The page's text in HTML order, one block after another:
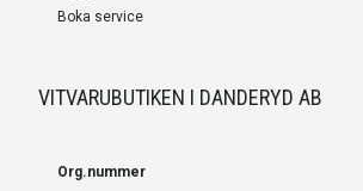
Boka service
VITVARUBUTIKEN I DANDERYD AB
Org.nummer